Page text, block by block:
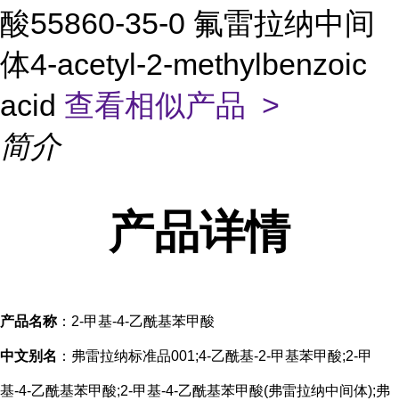
酸55860-35-0 氟雷拉纳中间
体4-acetyl-2-methylbenzoic
acid 查看相似产品 >
简介
产品详情
产品名称：2-甲基-4-乙酰基苯甲酸
中文别名 ：弗雷拉纳标准品001;4-乙酰基-2-甲基苯甲酸;2-甲
基-4-乙酰基苯甲酸;2-甲基-4-乙酰基苯甲酸(弗雷拉纳中间体);弗